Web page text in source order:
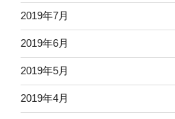
2019年7月
2019年6月
2019年5月
2019年4月